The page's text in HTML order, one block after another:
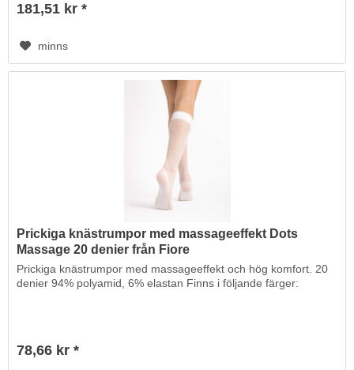
181,51 kr *
minns
Prickiga knästrumpor med massageeffekt Dots
Massage 20 denier från Fiore
Prickiga knästrumpor med massageeffekt och hög komfort. 20
denier 94% polyamid, 6% elastan Finns i följande färger:
78,66 kr *